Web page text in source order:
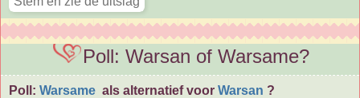
Poll: Warsan of Warsame?
Poll: Warsame als alternatief voor Warsan ?